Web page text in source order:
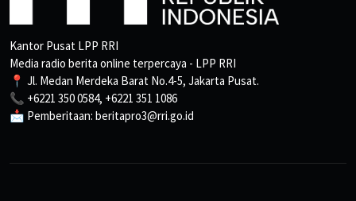
Kantor Pusat LPP RRI
Media radio berita online terpercaya - LPP RRI
📍 Jl. Medan Merdeka Barat No.4-5, Jakarta Pusat.
📞 +6221 350 0584, +6221 351 1086
📩 Pemberitaan: beritapro3@rri.go.id